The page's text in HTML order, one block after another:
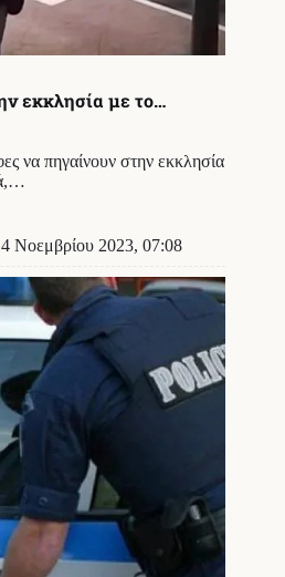
εκκλησία με το…
να πηγαίνουν στην εκκλησία
Νοεμβρίου 2023, 07:08